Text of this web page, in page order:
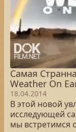
Самая
Weather On
18.04.2014
В этой новой
исследующей
мы встретимся